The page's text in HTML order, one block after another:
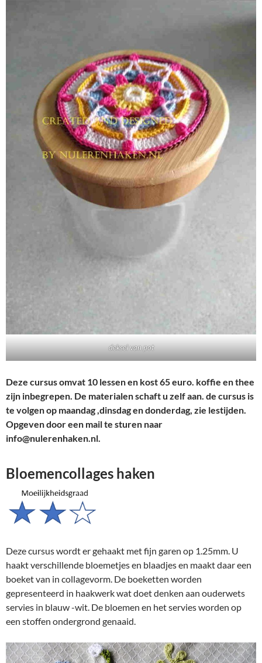
deksel van pot
Deze cursus omvat 10 lessen en kost 65 euro. koffie en thee
zijn inbegrepen. De materialen schaft u zelf aan. de cursus is
te volgen op maandag ,dinsdag en donderdag, zie lestijden.
Opgeven door een mail te sturen naar
info@nulerenhaken.nl.
Bloemencollages haken
Deze cursus wordt er gehaakt met fijn garen op 1.25mm. U
haakt verschillende bloemetjes en blaadjes en maakt daar een
boeket van in collagevorm. De boeketten worden
gepresenteerd in haakwerk wat doet denken aan ouderwets
servies in blauw -wit. De bloemen en het servies worden op
een stoffen ondergrond genaaid.